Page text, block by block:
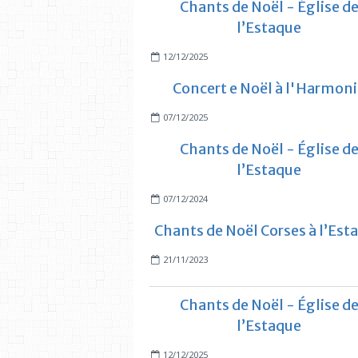
Chants de Noël - Église de
l’Estaque
12/12/2025
Concert e Noël à
07/12/2025
Chants de Noël - Église de
l’Estaque
07/12/2024
Chants de Noël Corses à
21/11/2023
Chants de Noël - Église de
l’Estaque
12/12/2025